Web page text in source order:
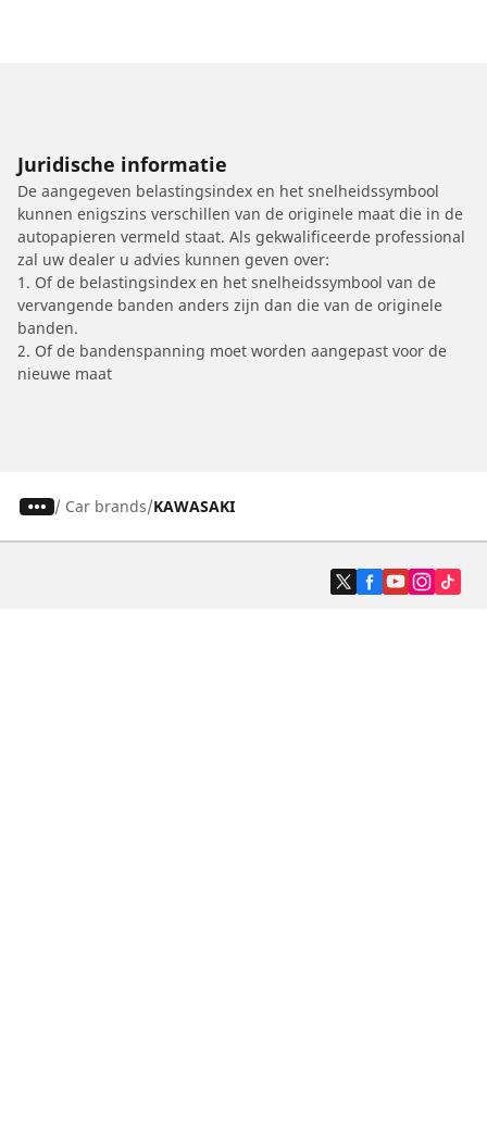
Juridische informatie
De aangegeven belastingsindex en het snelheidssymbool
kunnen enigszins verschillen van de originele maat die in de
autopapieren vermeld staat. Als gekwalificeerde professional
zal uw dealer u advies kunnen geven over:
1. Of de belastingsindex en het snelheidssymbool van de
vervangende banden anders zijn dan die van de originele
banden.
2. Of de bandenspanning moet worden aangepast voor de
nieuwe maat
/ Car brands KAWASAKI